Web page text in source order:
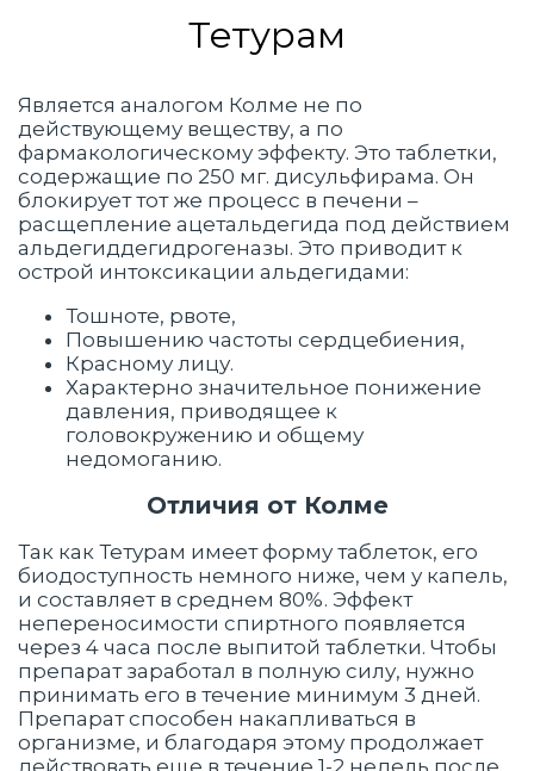
Тетурам
Является аналогом Колме не по
действующему веществу, а по
фармакологическому эффекту. Это таблетки,
содержащие по 250 мг. дисульфирама. Он
блокирует тот же процесс в печени –
расщепление ацетальдегида под действием
альдегиддегидрогеназы. Это приводит к
острой интоксикации альдегидами:
Тошноте, рвоте,
Повышению частоты сердцебиения,
Красному лицу.
Характерно значительное понижение
давления, приводящее к
головокружению и общему
недомоганию.
Отличия от Колме
Так как Тетурам имеет форму таблеток, его
биодоступность немного ниже, чем у капель,
и составляет в среднем 80%. Эффект
непереносимости спиртного появляется
через 4 часа после выпитой таблетки. Чтобы
препарат заработал в полную силу, нужно
принимать его в течение минимум 3 дней.
Препарат способен накапливаться в
организме, и благодаря этому продолжает